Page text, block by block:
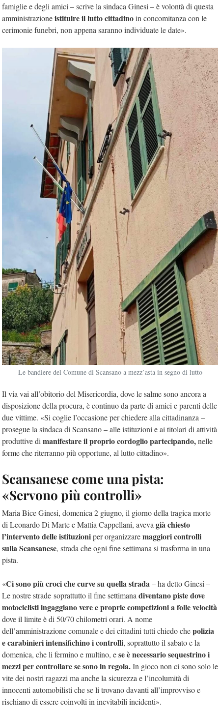
famiglie e degli amici – scrive la sindaca Ginesi – è volontà di questa
amministrazioneistituire il lutto cittadinoin concomitanza con le
cerimonie funebri, non appena saranno individuate le date».
Le bandiere del Comune di Scansano a mezz’asta in segno di lutto
Il via vai all’obitorio del Misericordia, dove le salme sono ancora a
disposizione della procura, è continuo da parte di amici e parenti delle
due vittime. «Si coglie l’occasione per chiedere alla cittadinanza –
prosegue la sindaca di Scansano – alle istituzioni e ai titolari di attività
produttive di manifestare il proprio cordoglio partecipando,nelle
forme che riterranno più opportune, al lutto cittadino».
Scansanese come una pista:
«Servono più controlli»
Maria Bice Ginesi, domenica 2 giugno, il giorno della tragica morte
di Leonardo Di Marte e Mattia Cappellani, aveva già chiesto
l’intervento delle istituzioniper organizzaremaggiori controlli
sulla Scansanese, strada che ogni fine settimana si trasforma in una
pista.
«Ci sono più croci che curve su quella strada– ha detto Ginesi –
Le nostre strade soprattutto il fine settimana diventano piste dove
motociclisti ingaggiano vere e proprie competizioni a folle velocità
dove il limite è di 50/70 chilometri orari. A nome
dell’amministrazione comunale e dei cittadini tutti chiedo chepolizia
e carabinieri intensifichino i controlli, soprattutto il sabato e la
domenica, che li fermino e multino, ese è necessario sequestrino i
mezzi per controllare se sono in regola.In gioco non ci sono solo le
vite dei nostri ragazzi ma anche la sicurezza e l’incolumità di
innocenti automobilisti che se li trovano davanti all’improvviso e
rischiano di essere coinvolti in inevitabili incidenti».